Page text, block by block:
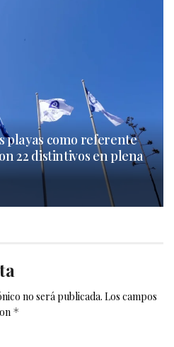
playas como referente
22 distintivos en plena
no será publicada. Los campos
*